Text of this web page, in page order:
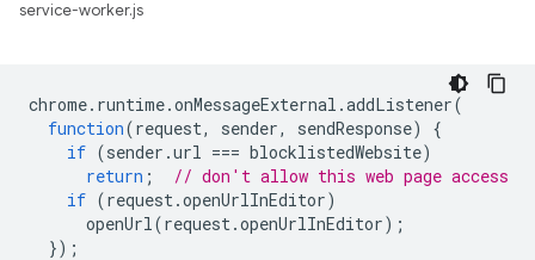
service-worker.js
chrome. runtime.onMessageExternal .addListener(
function(request, sender, sendResponse)
{
if (sender .url === blocklistedWebsite)
return ;
// don't allow this web page access
if (request.openUrlInEditor)
openUrl(request.openUrlInEditor);
});